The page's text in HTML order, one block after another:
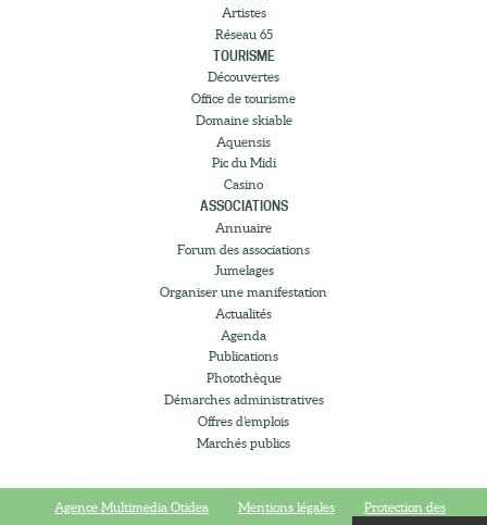
Artistes
Réseau 65
TOURISME
Découvertes
Office de tourisme
Domaine skiable
Aquensis
Pic du Midi
Casino
ASSOCIATIONS
Annuaire
Forum des associations
Jumelages
Organiser une manifestation
Actualités
Agenda
Publications
Photothèque
Démarches administratives
Offres d’emplois
Marchés publics
Agence Multimedia Otidea Mentions légales Protection des